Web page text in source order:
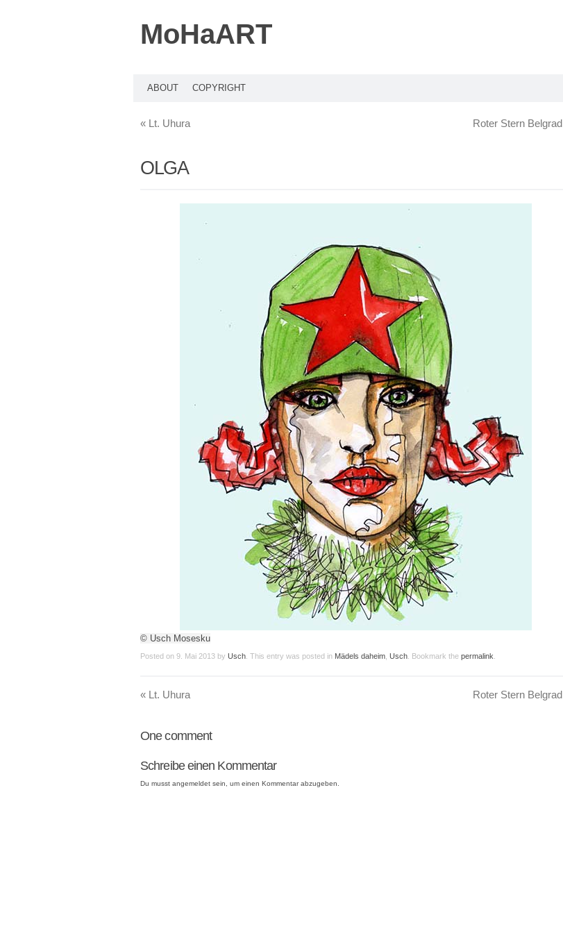
MoHaART
ABOUT COPYRIGHT
« Lt. Uhura Roter Stern Belgrad
OLGA
© Usch Mosesku
Posted on 9. Mai 2013 by Usch . This entry was posted in Mädels daheim Usch . Bookmark the permalink
« Lt. Uhura Roter Stern Belgrad
Onecomment
Schreibe einen Kommentar
Du musst angemeldet sein, um einen Kommentar abzugeben.